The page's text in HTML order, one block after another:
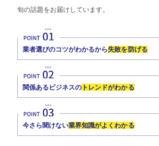
旬の話題をお届けしています。
業者選びのコツがわかるから失敗を防げる
関係あるビジネスの トレンドがわかる
今さら聞けない業界知識がよくわかる